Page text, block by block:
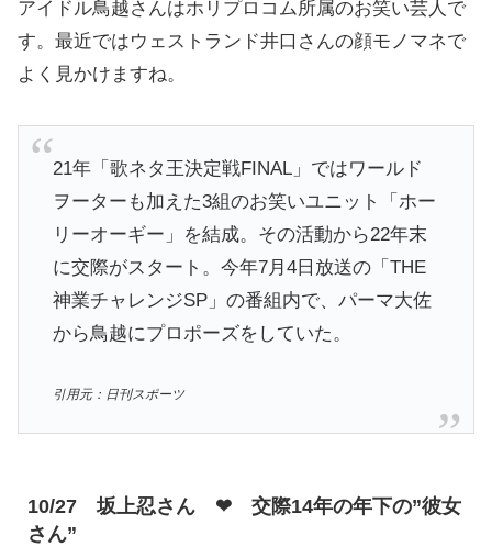
アイドル鳥越さんはホリプロコム所属のお笑い芸人で
す。最近ではウェストランド井口さんの顔モノマネで
よく見かけますね。
21年「歌ネタ王決定戦FINAL」ではワールド
ヲーターも加えた3組のお笑いユニット「ホー
リーオーギー」を結成。その活動から22年末
に交際がスタート。今年7月4日放送の「THE
神業チャレンジSP」の番組内で、パーマ大佐
から鳥越にプロポーズをしていた。
引用元：日刊スポーツ
10/27 坂上忍さん ❤ 交際14年の年下の”彼女
さん”